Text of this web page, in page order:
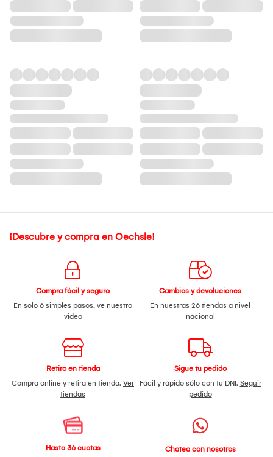
¡Descubre y compra en Oechsle!
Compra fácil y seguro
En solo 6 simples pasos, ve nuestro
video
Cambios y devoluciones
En nuestras 26 tiendas a nivel
nacional
Retiro en tienda
Compra online y retira en tienda. Ver
tiendas
Sigue tu pedido
Fácil y rápido sólo con tu DNI. Seguir
pedido
Hasta 36 cuotas
Chatea con nosotros